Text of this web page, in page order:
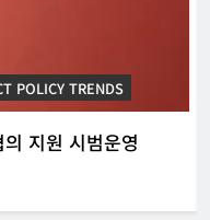
POLICY TRENDS
지원 시범운영